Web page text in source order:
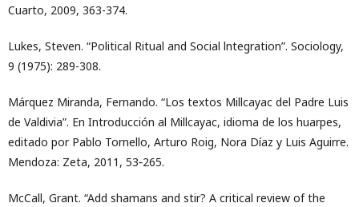
Cuarto, 2009, 363-374.
Lukes, Steven. “Political Ritual and Social lntegration”. Sociology,
9 (1975): 289-308.
Márquez Miranda, Fernando. “Los textos Millcayac del Padre Luis
de Valdivia”. En Introducción al Millcayac, idioma de los huarpes,
editado por Pablo Tornello, Arturo Roig, Nora Díaz y Luis Aguirre.
Mendoza: Zeta, 2011, 53‐265.
McCall, Grant. “Add shamans and stir? A critical review of the